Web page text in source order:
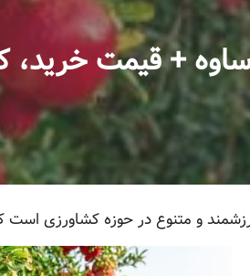
ساوه + قیمت
و متنوع در حوزه کشاورزی